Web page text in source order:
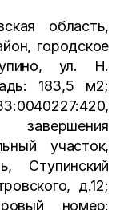
область,
городское
ул. Н.
183,5 м2;
участок,
Ступинский
д.12;
номер: